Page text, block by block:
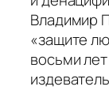
Владимир
«защите
восьми